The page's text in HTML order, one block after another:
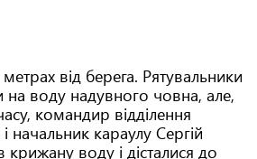
від берега. Рятувальники
на воду надувного човна, але,
командир відділення
начальник караулу Сергій
крижану воду і дісталися до